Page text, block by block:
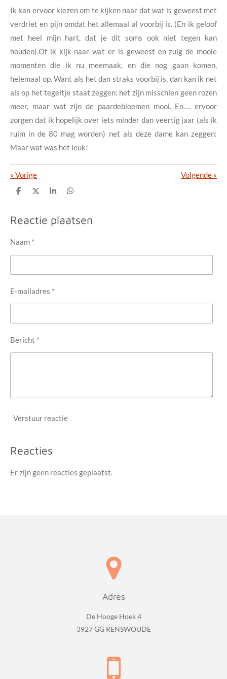
Ik kan ervoor kiezen om te kijken naar dat wat is geweest met
verdriet en pijn omdat het allemaal al voorbij is. (En ik geloof
met heel mijn hart, dat je dit soms ook niet tegen kan
houden).Of ik kijk naar wat er is geweest en zuig de mooie
momenten die ik nu meemaak, en die nog gaan komen,
helemaal op.Want als het dan straks voorbij is, dan kan ik net
als op het tegeltje staat zeggen: het zijn misschien geen rozen
meer, maar wat zijn de paardebloemen mooi. En…. ervoor
zorgen dat ik hopelijk over iets minder dan veertig jaar (als ik
ruim in de 80 mag worden) net als deze dame kan zeggen:
Maar wat was het leuk!
« Vorige Volgende »
D
n
D
l
S
e
D
e
n
Reactie plaatsen
Naam *
E-mailadres *
Bericht *
Verstuur reactie
Reacties
Er zijn geen reacties geplaatst.
Adres
De Hooge Hoek 4
3927 GG RENSWOUDE